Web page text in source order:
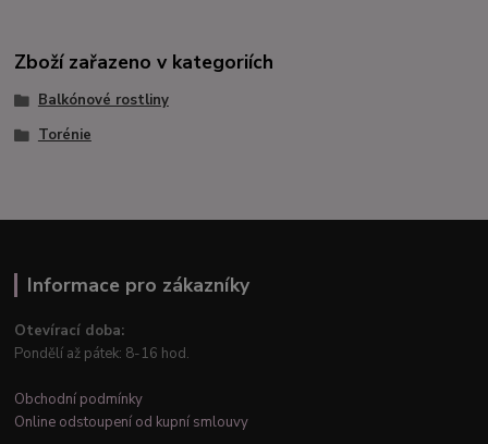
Zboží zařazeno v kategoriích
Balkónové rostliny
Torénie
Informace pro zákazníky
Otevírací doba:
Pondělí až pátek: 8-16 hod.
Obchodní podmínky
Online odstoupení od kupní smlouvy